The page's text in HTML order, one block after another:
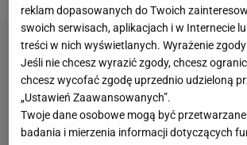
reklam dopasowanych do Twoich
swoich serwisach, aplikacjach i w Internecie
treści w nich wyświetlanych. Wyrażenie
Jeśli nie chcesz wyrazić zgody, chcesz
chcesz wycofać zgodę uprzednio udzieloną
„Ustawień Zaawansowanych”.
Twoje dane osobowe mogą być
badania i mierzenia informacji dotyczących